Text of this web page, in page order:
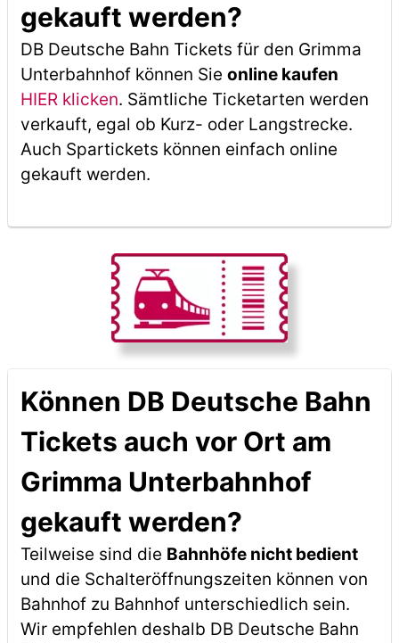
gekauft werden?
DB Deutsche Bahn Tickets für den Grimma
Unterbahnhof können Sie online kaufen
HIER klicken. Sämtliche Ticketarten werden
verkauft, egal ob Kurz- oder Langstrecke.
Auch Spartickets können einfach online
gekauft werden.
Können DB Deutsche Bahn
Tickets auch vor Ort am
Grimma Unterbahnhof
gekauft werden?
Teilweise sind die Bahnhöfe nicht bedient
und die Schalteröffnungszeiten können von
Bahnhof zu Bahnhof unterschiedlich sein.
Wir empfehlen deshalb DB Deutsche Bahn